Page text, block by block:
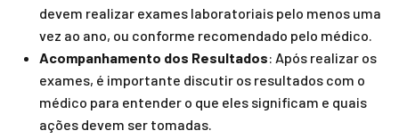
devem realizar exames laboratoriais pelo menos uma
vez ao ano, ou conforme recomendado pelo médico.
Acompanhamento dos Resultados: Após realizar os
exames, é importante discutir os resultados com o
médico para entender o que eles significam e quais
ações devem ser tomadas.